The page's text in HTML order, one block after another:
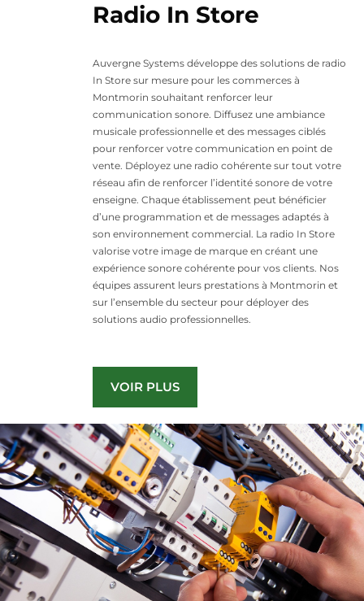
Radio In Store
Auvergne Systems développe des solutions de radio
In Store sur mesure pour les commerces à
Montmorin souhaitant renforcer leur
communication sonore. Diffusez une ambiance
musicale professionnelle et des messages ciblés
pour renforcer votre communication en point de
vente. Déployez une radio cohérente sur tout votre
réseau afin de renforcer l’identité sonore de votre
enseigne. Chaque établissement peut bénéficier
d’une programmation et de messages adaptés à
son environnement commercial. La radio In Store
valorise votre image de marque en créant une
expérience sonore cohérente pour vos clients. Nos
équipes assurent leurs prestations à Montmorin et
sur l’ensemble du secteur pour déployer des
solutions audio professionnelles.
VOIR PLUS